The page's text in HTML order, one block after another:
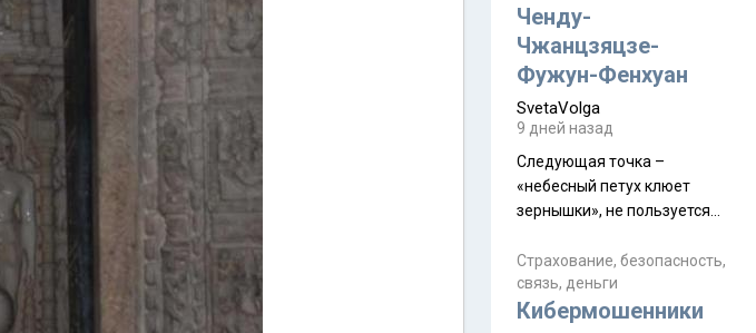
а продолжают встречаться
почти каждую неделю) и с
порога сообщил: "Эйтан
разводится!" Эйтан -
мальчик из религиозной
семьи, из тех, кого называют
"вязаные кипы". С 2022-го
Ченду-
Чжанцзяцзе-
Фужун-Фенхуан
SvetaVolga
9 дней назад
Следующая точка –
«небесный петух клюет
зернышки», не пользуется
заслужено, и чтобы попасть
на начало тропы показали
водителю карту, иначе
Страхование, безопасность,
связь, деньги
Кибермошенники